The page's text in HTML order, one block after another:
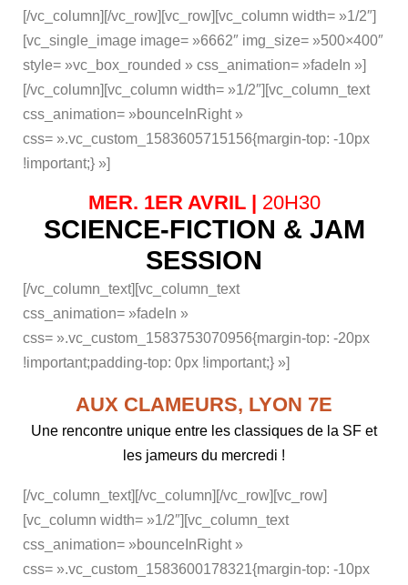
[/vc_column][/vc_row][vc_row][vc_column width= »1/2″]
[vc_single_image image= »6662″ img_size= »500×400″
style= »vc_box_rounded » css_animation= »fadeIn »]
[/vc_column][vc_column width= »1/2″][vc_column_text
css_animation= »bounceInRight »
css= ».vc_custom_1583605715156{margin-top: -10px
!important;} »]
MER. 1ER AVRIL | 20H30
SCIENCE-FICTION & JAM
SESSION
[/vc_column_text][vc_column_text
css_animation= »fadeIn »
css= ».vc_custom_1583753070956{margin-top: -20px
!important;padding-top: 0px !important;} »]
AUX CLAMEURS, LYON 7E
Une rencontre unique entre les classiques de la SF et
les jameurs du mercredi !
[/vc_column_text][/vc_column][/vc_row][vc_row]
[vc_column width= »1/2″][vc_column_text
css_animation= »bounceInRight »
css= ».vc_custom_1583600178321{margin-top: -10px